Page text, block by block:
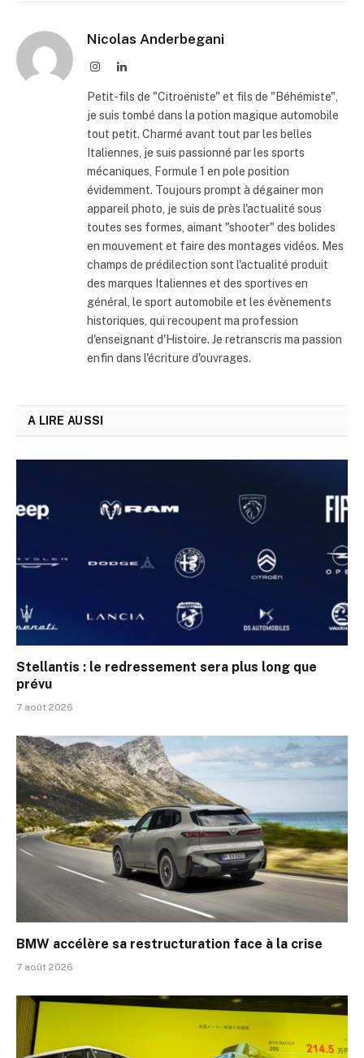
Nicolas Anderbegani
InstagramLinkedIn
Petit-fils de "Citroëniste" et fils de "Béhémiste",
je suis tombé dans la potion magique automobile
tout petit. Charmé avant tout par les belles
Italiennes, je suis passionné par les sports
mécaniques, Formule 1 en pole position
évidemment. Toujours prompt à dégainer mon
appareil photo, je suis de près l'actualité sous
toutes ses formes, aimant "shooter" des bolides
en mouvement et faire des montages vidéos. Mes
champs de prédilection sont l'actualité produit
des marques Italiennes et des sportives en
général, le sport automobile et les évènements
historiques, qui recoupent ma profession
d'enseignant d'Histoire. Je retranscris ma passion
enfin dans l'écriture d'ouvrages.
A LIRE AUSSI
Stellantis : le redressement sera plus long que
prévu
7 août 2026
BMW accélère sa restructuration face à la crise
7 août 2026